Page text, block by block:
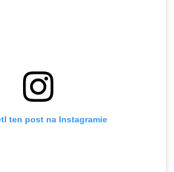
ten post na Instagramie